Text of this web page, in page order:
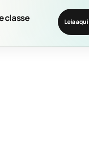
classe
Leia aqui